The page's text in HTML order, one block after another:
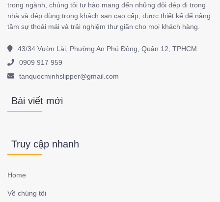
trong ngành, chúng tôi tự hào mang đến những đôi dép đi trong
nhà và dép dùng trong khách sạn cao cấp, được thiết kế để nâng
tầm sự thoải mái và trải nghiệm thư giãn cho mọi khách hàng.
43/34 Vườn Lài, Phường An Phú Đông, Quận 12, TPHCM
0909 917 959
tanquocminhslipper@gmail.com
Bài viết mới
Truy cập nhanh
Home
Về chúng tôi